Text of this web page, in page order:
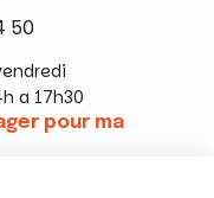
50
a 17h30
pour ma